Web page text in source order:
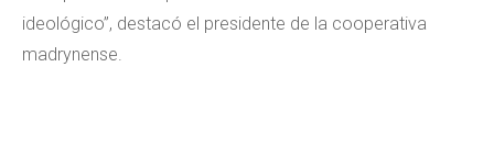
ideológico”, destacó el presidente de la cooperativa
madrynense.